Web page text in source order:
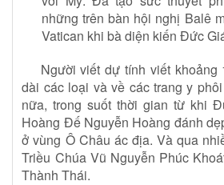
những trên bàn hội nghị Balê
Vatican khi bà diện kiến Đức
Người viết dự tính viết khoảng
dài các loại và về các trang y
nữa, trong suốt thời gian từ khi
Hoàng Đế Nguyễn Hoàng đánh
ở vùng Ô Châu ác địa. Và qua
Triều Chúa Vũ Nguyễn Phúc
Thành Thái.